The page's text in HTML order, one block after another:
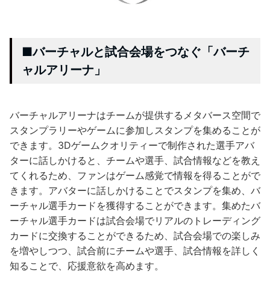
■バーチャルと試合会場をつなぐ「バーチ
ャルアリーナ」
バーチャルアリーナはチームが提供するメタバース空間で
スタンプラリーやゲームに参加しスタンプを集めることが
できます。3Dゲームクオリティーで制作された選手アバ
ターに話しかけると、チームや選手、試合情報などを教え
てくれるため、ファンはゲーム感覚で情報を得ることがで
きます。アバターに話しかけることでスタンプを集め、バ
ーチャル選手カードを獲得することができます。集めたバ
ーチャル選手カードは試合会場でリアルのトレーディング
カードに交換することができるため、試合会場での楽しみ
を増やしつつ、試合前にチームや選手、試合情報を詳しく
知ることで、応援意欲を高めます。